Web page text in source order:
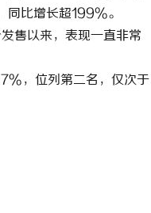
比增长超199%。
售以来，表现一直非常
，位列第二名，仅次于